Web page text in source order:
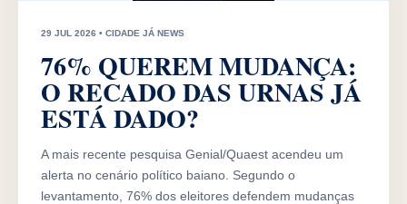
29 JUL 2026 • CIDADE JÁ NEWS
76% QUEREM MUDANÇA:
O RECADO DAS URNAS JÁ
ESTÁ DADO?
A mais recente pesquisa Genial/Quaest acendeu um
alerta no cenário político baiano. Segundo o
levantamento, 76% dos eleitores defendem mudanças